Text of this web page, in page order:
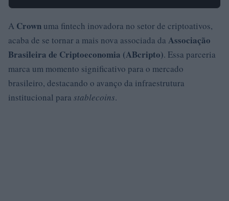
A Crown uma fintech inovadora no setor de criptoativos,
acaba de se tornar a mais nova associada da Associação
Brasileira de Criptoeconomia (ABcripto). Essa parceria
marca um momento significativo para o mercado
brasileiro, destacando o avanço da infraestrutura
institucional para stablecoins.